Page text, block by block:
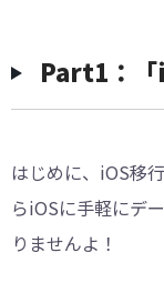
Part1：「
はじめに、iOS移
らiOSに手軽にデ
りませんよ！